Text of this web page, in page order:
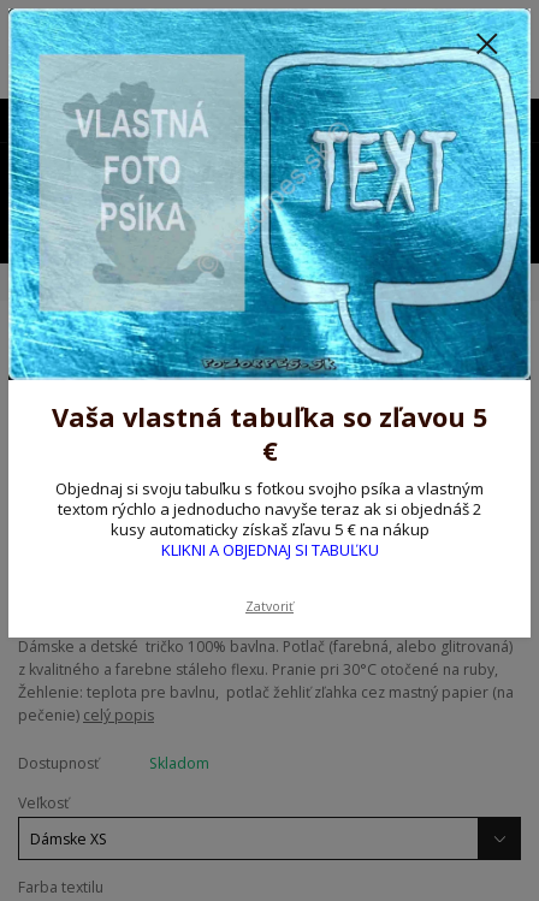
Poprosíme ctených zákazníkov o trpezlivosť, v tomto období máme
predĺžené dodacie lehoty.
Preto sme Vám pripravili malý darček ako ospravedlnenie.
!!! ZĽAVA 5€ na PRVÚ objednávku nad 30€ s kódom pozorpes5 !!!
Menu
EUR
0903563637
0
0,00 EUR
Úvod Tričko, mikina na želanie Tričko s motívom
Tričko s motívom
Novinka Akcia TOP produkt
Dámske a detské tričko 100% bavlna. Potlač (farebná, alebo glitrovaná)
z kvalitného a farebne stáleho flexu. Pranie pri 30°C otočené na ruby,
Žehlenie: teplota pre bavlnu, potlač žehliť zľahka cez mastný papier (na
pečenie) celý popis
Dostupnosť
Skladom
Veľkosť
Farba textilu
Vaša vlastná tabuľka so zľavou 5
€
Objednaj si svoju tabuľku s fotkou svojho psíka a vlastným
textom rýchlo a jednoducho navyše teraz ak si objednáš 2
kusy automaticky získaš zľavu 5 € na nákup
KLIKNI A OBJEDNAJ SI TABUĽKU
Zatvoriť